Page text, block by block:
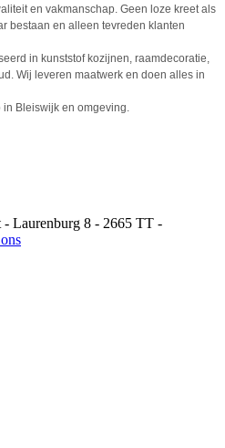
en vakmanschap. Geen loze kreet als
bestaan en alleen tevreden klanten
in kunststof kozijnen, raamdecoratie,
Wij leveren maatwerk en doen alles in
Bleiswijk en omgeving.
Laurenburg 8 - 2665 TT -